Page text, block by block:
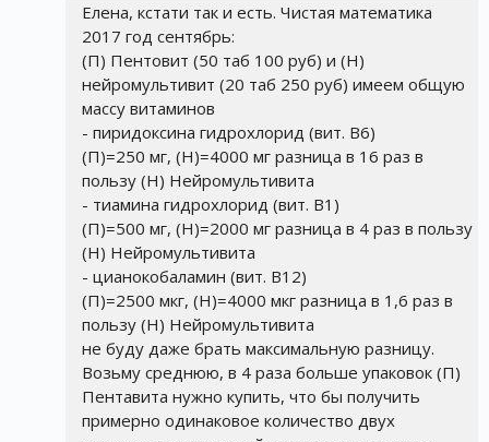
Елена, кстати так и есть. Чистая математика
2017 год сентябрь:
(П) Пентовит (50 таб 100 руб) и (Н)
нейромультивит (20 таб 250 руб) имеем общую
массу витаминов
- пиридоксина гидрохлорид (вит. B6)
(П)=250 мг, (Н)=4000 мг разница в 16 раз в
пользу (Н) Нейромультивита
- тиамина гидрохлорид (вит. B1)
(П)=500 мг, (Н)=2000 мг разница в 4 раз в пользу
(Н) Нейромультивита
- цианокобаламин (вит. B12)
(П)=2500 мкг, (Н)=4000 мкг разница в 1,6 раз в
пользу (Н) Нейромультивита
не буду даже брать максимальную разницу.
Возьму среднюю, в 4 раза больше упаковок (П)
Пентавита нужно купить, что бы получить
примерно одинаковое количество двух